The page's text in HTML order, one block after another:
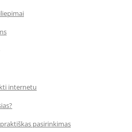
internetu
pasirinkimas